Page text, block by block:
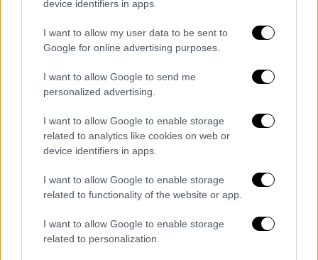
device identifiers in apps.
I want to allow my user data to be sent to
Google for online advertising purposes.
I want to allow Google to send me
personalized advertising.
I want to allow Google to enable storage
related to analytics like cookies on web or
device identifiers in apps.
I want to allow Google to enable storage
related to functionality of the website or app.
I want to allow Google to enable storage
related to personalization.
Το παρασκήνιο της τριμερούς στην
Κύπρο: Τι συζήτησαν Μητσοτάκης -
Μακρόν - Χριστοδουλίδης
Οι τρεις ηγέτες έστειλαν μήνυμα ενότητας
και αλληλεγγύης, ενώ έδειξαν πως υπάρχουν
περιθώρια για ένα στενότερο ευρωπαϊκό
συντονισμό σε μία σειρά θεμάτων αιχμής